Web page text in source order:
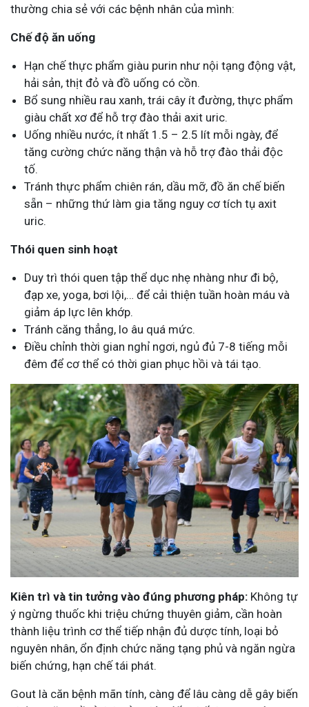
thường chia sẻ với các bệnh nhân của mình:
Chế độ ăn uống
Hạn chế thực phẩm giàu purin như nội tạng động vật,
hải sản, thịt đỏ và đồ uống có cồn.
Bổ sung nhiều rau xanh, trái cây ít đường, thực phẩm
giàu chất xơ để hỗ trợ đào thải axit uric.
Uống nhiều nước, ít nhất 1.5 – 2.5 lít mỗi ngày, để
tăng cường chức năng thận và hỗ trợ đào thải độc
tố.
Tránh thực phẩm chiên rán, dầu mỡ, đồ ăn chế biến
sẵn – những thứ làm gia tăng nguy cơ tích tụ axit
uric.
Thói quen sinh hoạt
Duy trì thói quen tập thể dục nhẹ nhàng như đi bộ,
đạp xe, yoga, bơi lội,… để cải thiện tuần hoàn máu và
giảm áp lực lên khớp.
Tránh căng thẳng, lo âu quá mức.
Điều chỉnh thời gian nghỉ ngơi, ngủ đủ 7-8 tiếng mỗi
đêm để cơ thể có thời gian phục hồi và tái tạo.
Kiên trì và tin tưởng vào đúng phương pháp: Không tự
ý ngừng thuốc khi triệu chứng thuyên giảm, cần hoàn
thành liệu trình cơ thể tiếp nhận đủ dược tính, loại bỏ
nguyên nhân, ổn định chức năng tạng phủ và ngăn ngừa
biến chứng, hạn chế tái phát.
Gout là căn bệnh mãn tính, càng để lâu càng dễ gây biến